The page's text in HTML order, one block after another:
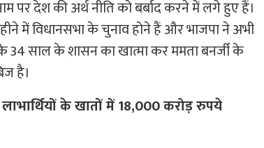
देश की अर्थ नीति को बर्बाद करने में लगे हुए हैं।
में विधानसभा के चुनाव होने हैं और भाजपा ने अभी
34 साल के शासन का खात्मा कर ममता बनर्जी के
है।
के खातों में 18,000 करोड़ रुपये